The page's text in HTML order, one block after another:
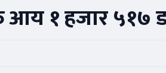
आय १ हजार ५१७